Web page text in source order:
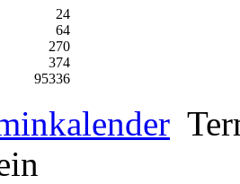
24
64
270
374
95336